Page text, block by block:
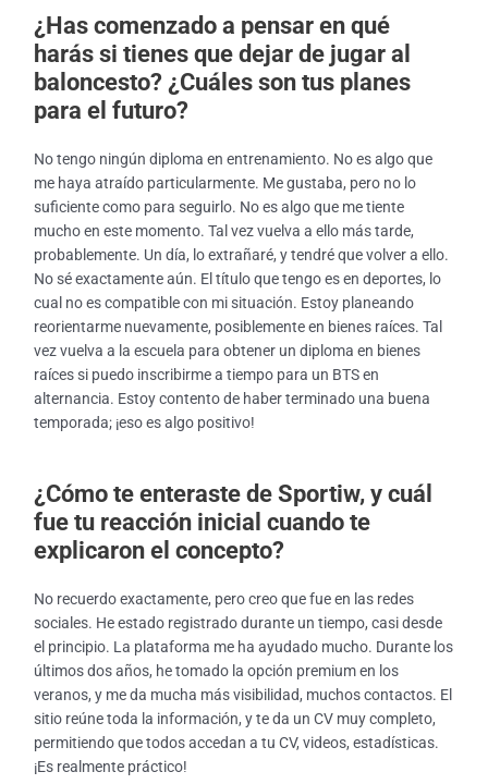
¿Has comenzado a pensar en qué
harás si tienes que dejar de jugar al
baloncesto? ¿Cuáles son tus planes
para el futuro?
No tengo ningún diploma en entrenamiento. No es algo que
me haya atraído particularmente. Me gustaba, pero no lo
suficiente como para seguirlo. No es algo que me tiente
mucho en este momento. Tal vez vuelva a ello más tarde,
probablemente. Un día, lo extrañaré, y tendré que volver a ello.
No sé exactamente aún. El título que tengo es en deportes, lo
cual no es compatible con mi situación. Estoy planeando
reorientarme nuevamente, posiblemente en bienes raíces. Tal
vez vuelva a la escuela para obtener un diploma en bienes
raíces si puedo inscribirme a tiempo para un BTS en
alternancia. Estoy contento de haber terminado una buena
temporada; ¡eso es algo positivo!
¿Cómo te enteraste de Sportiw, y cuál
fue tu reacción inicial cuando te
explicaron el concepto?
No recuerdo exactamente, pero creo que fue en las redes
sociales. He estado registrado durante un tiempo, casi desde
el principio. La plataforma me ha ayudado mucho. Durante los
últimos dos años, he tomado la opción premium en los
veranos, y me da mucha más visibilidad, muchos contactos. El
sitio reúne toda la información, y te da un CV muy completo,
permitiendo que todos accedan a tu CV, videos, estadísticas.
¡Es realmente práctico!